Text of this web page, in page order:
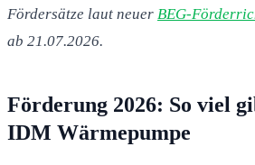
Fördersätze laut neuer BEG-
ab 21.07.2026.
Förderung 2026: So viel
IDM Wärmepumpe